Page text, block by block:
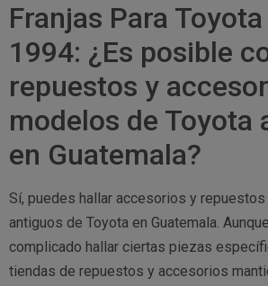
Franjas Para
1994: ¿Es posible
repuestos y
modelos de Toyota
en Guatemala?
Sí, puedes hallar accesorios y
antiguos de Toyota en Guatemala.
complicado hallar ciertas piezas
tiendas de repuestos y accesorios